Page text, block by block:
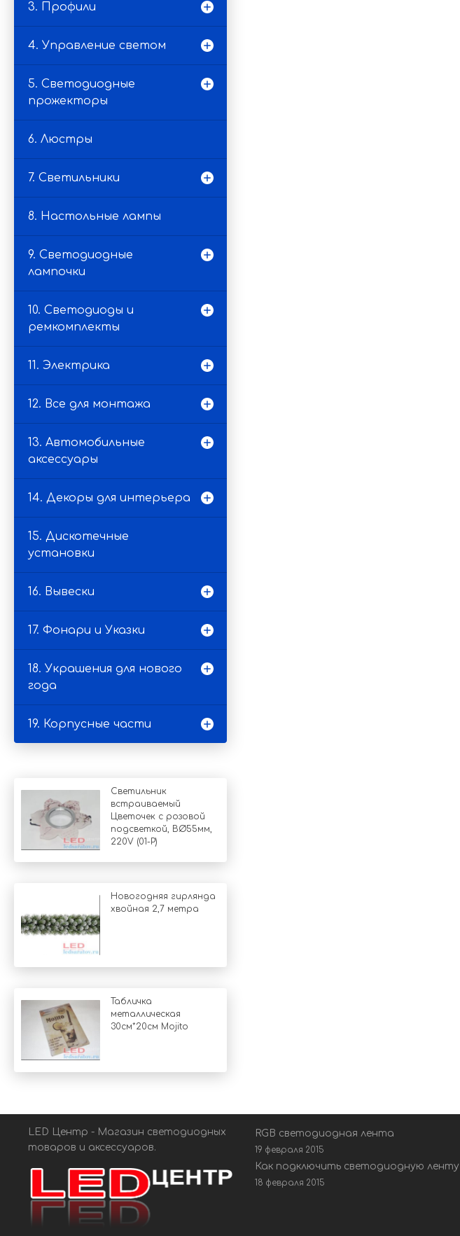
3. Профили
4. Управление светом
5. Светодиодные
прожекторы
6. Люстры
7. Светильники
8. Настольные лампы
9. Светодиодные
лампочки
10. Светодиоды и
ремкомплекты
11. Электрика
12. Все для монтажа
13. Автомобильные
аксессуары
14. Декоры для интерьера
15. Дискотечные
установки
16. Вывески
17. Фонари и Указки
18. Украшения для нового
года
19. Корпусные части
Светильник
встраиваемый
Цветочек с розовой
подсветкой, ВØ55мм,
220V (01-P)
Новогодняя гирлянда
хвойная 2,7 метра
Табличка
металлическая
30см*20см Mojito
LED Центр - Магазин светодиодных
товаров и аксессуаров.
RGB светодиодная лента
19 февраля 2015
Как подключить светодиодную ленту
18 февраля 2015